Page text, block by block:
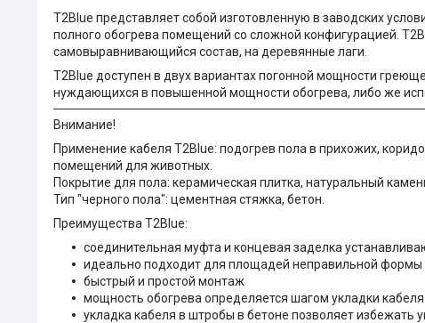
T2Blue представляет собой изготовленную в заводских
полного обогрева помещений со сложной конфигурацией.
самовыравнивающийся состав, на деревянные лаги.
T2Blue доступен в двух вариантах погонной мощности
нуждающихся в повышенной мощности обогрева, либо же
Внимание!
Применение кабеля T2Blue: подогрев пола в прихожих,
помещений для животных.
Покрытие для пола: керамическая плитка, натуральный
Тип "черного пола": цементная стяжка, бетон.
Преимущества T2Blue:
соединительная муфта и концевая заделка
идеально подходит для площадей неправильной формы
быстрый и простой монтаж
мощность обогрева определяется шагом укладки кабеля
укладка кабеля в штробы в бетоне позволяет избежать